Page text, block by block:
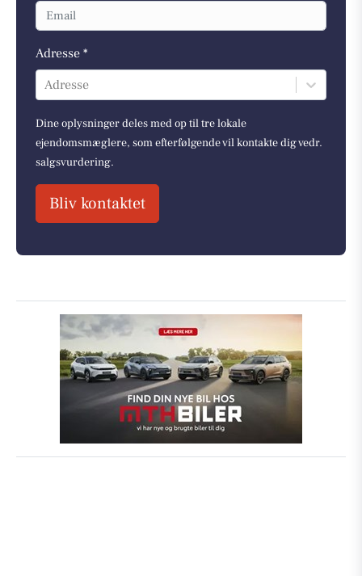
Adresse *
Adresse
Dine oplysninger deles med op til tre lokale
ejendomsmæglere, som efterfølgende vil kontakte dig vedr.
salgsvurdering.
Bliv kontaktet